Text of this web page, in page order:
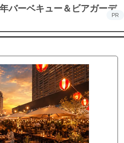
バーベキュー＆ビアガーデ
PR